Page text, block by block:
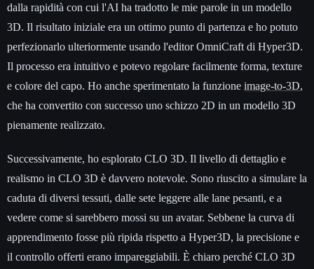
dalla rapidità con cui l'AI ha tradotto le mie parole in un modello
3D. Il risultato iniziale era un ottimo punto di partenza e ho potuto
perfezionarlo ulteriormente usando l'editor OmniCraft di Hyper3D.
Il processo era intuitivo e potevo regolare facilmente forma, texture
e colore del capo. Ho anche sperimentato la funzione image-to-3D,
che ha convertito con successo uno schizzo 2D in un modello 3D
pienamente realizzato.
Successivamente, ho esplorato CLO 3D. Il livello di dettaglio e
realismo in CLO 3D è davvero notevole. Sono riuscito a simulare la
caduta di diversi tessuti, dalle sete leggere alle lane pesanti, e a
vedere come si sarebbero mossi su un avatar. Sebbene la curva di
apprendimento fosse più ripida rispetto a Hyper3D, la precisione e
il controllo offerti erano impareggiabili. È chiaro perché CLO 3D